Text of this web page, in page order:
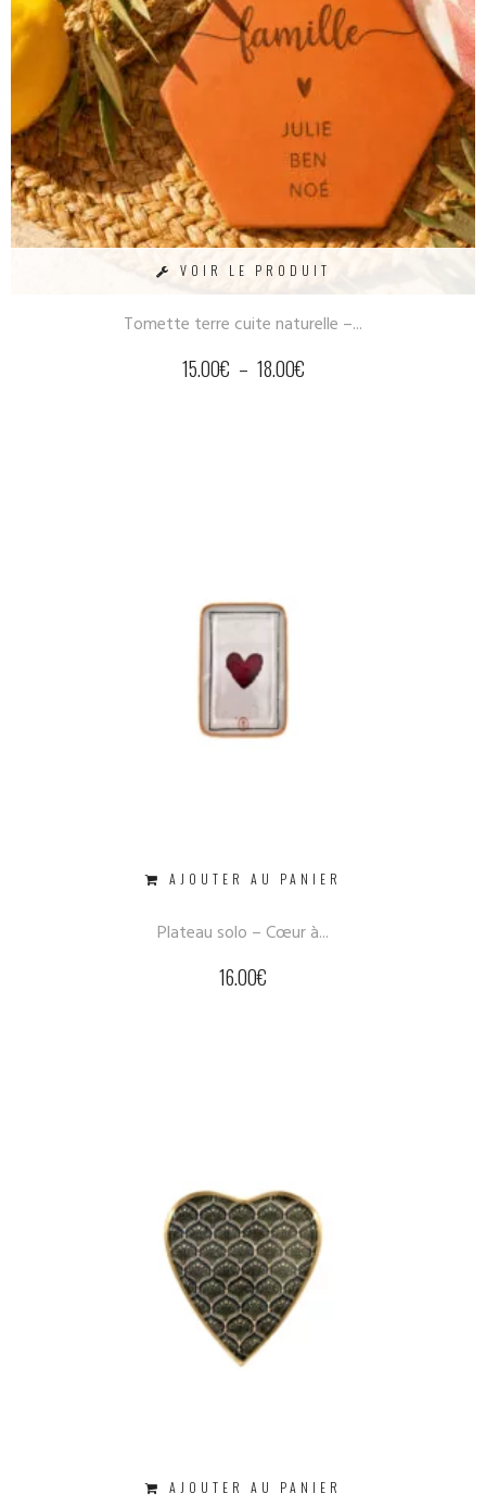
VOIR LE PRODUIT
Tomette terre cuite naturelle –...
15.00€ – 18.00€
AJOUTER AU PANIER
Plateau solo – Cœur à...
16.00€
AJOUTER AU PANIER